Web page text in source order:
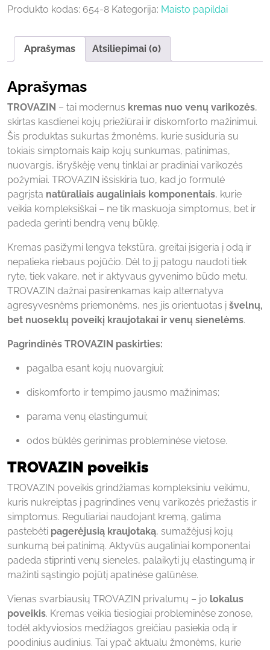
Produkto kodas: 654-8 Kategorija: Maisto papildai
Aprašymas Atsiliepimai (0)
Aprašymas
TROVAZIN – tai modernus kremas nuo venų varikozės,
skirtas kasdienei kojų priežiūrai ir diskomforto mažinimui.
Šis produktas sukurtas žmonėms, kurie susiduria su
tokiais simptomais kaip kojų sunkumas, patinimas,
nuovargis, išryškėję venų tinklai ar pradiniai varikozės
požymiai. TROVAZIN išsiskiria tuo, kad jo formulė
pagrįsta natūraliais augaliniais komponentais, kurie
veikia kompleksiškai – ne tik maskuoja simptomus, bet ir
padeda gerinti bendrą venų būklę.
Kremas pasižymi lengva tekstūra, greitai įsigeria į odą ir
nepalieka riebaus pojūčio. Dėl to jį patogu naudoti tiek
ryte, tiek vakare, net ir aktyvaus gyvenimo būdo metu.
TROVAZIN dažnai pasirenkamas kaip alternatyva
agresyvesnėms priemonėms, nes jis orientuotas į švelnų,
bet nuoseklų poveikį kraujotakai ir venų sienelėms.
Pagrindinės TROVAZIN paskirties:
pagalba esant kojų nuovargiui;
diskomforto ir tempimo jausmo mažinimas;
parama venų elastingumui;
odos būklės gerinimas probleminėse vietose.
TROVAZIN poveikis
TROVAZIN poveikis grindžiamas kompleksiniu veikimu,
kuris nukreiptas į pagrindines venų varikozės priežastis ir
simptomus. Reguliariai naudojant kremą, galima
pastebėti pagerėjusią kraujotaką, sumažėjusį kojų
sunkumą bei patinimą. Aktyvūs augaliniai komponentai
padeda stiprinti venų sieneles, palaikyti jų elastingumą ir
mažinti sąstingio pojūtį apatinėse galūnėse.
Vienas svarbiausių TROVAZIN privalumų – jo lokalus
poveikis. Kremas veikia tiesiogiai probleminėse zonose,
todėl aktyviosios medžiagos greičiau pasiekia odą ir
poodinius audinius. Tai ypač aktualu žmonėms, kurie